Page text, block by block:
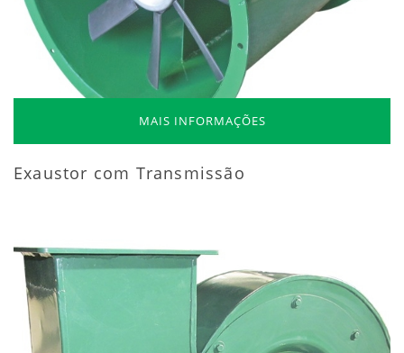
MAIS INFORMAÇÕES
Exaustor com Transmissão